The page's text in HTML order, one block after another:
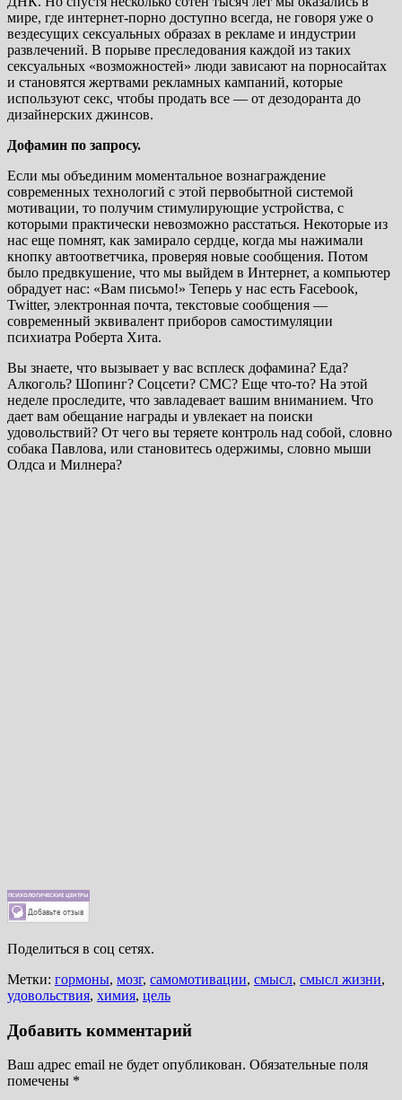
мире, где интернет-порно доступно всегда, не говоря уже о
вездесущих сексуальных образах в рекламе и индустрии
развлечений. В порыве преследования каждой из таких
сексуальных «возможностей» люди зависают на порносайтах
и становятся жертвами рекламных кампаний, которые
используют секс, чтобы продать все — от дезодоранта до
дизайнерских джинсов.
Дофамин по запросу.
Если мы объединим моментальное вознаграждение
современных технологий с этой первобытной системой
мотивации, то получим стимулирующие устройства, с
которыми практически невозможно расстаться. Некоторые из
нас еще помнят, как замирало сердце, когда мы нажимали
кнопку автоответчика, проверяя новые сообщения. Потом
было предвкушение, что мы выйдем в Интернет, а компьютер
обрадует нас: «Вам письмо!» Теперь у нас есть Facebook,
Twitter, электронная почта, текстовые сообщения —
современный эквивалент приборов самостимуляции
психиатра Роберта Хита.
Вы знаете, что вызывает у вас всплеск дофамина? Еда?
Алкоголь? Шопинг? Соцсети? СМС? Еще что-то? На этой
неделе проследите, что завладевает вашим вниманием. Что
дает вам обещание награды и увлекает на поиски
удовольствий? От чего вы теряете контроль над собой, словно
собака Павлова, или становитесь одержимы, словно мыши
Олдса и Милнера?
Поделиться в соц сетях.
Метки: гормоны, мозг, самомотивации, смысл, смысл жизни,
удовольствия, химия, цель
Добавить комментарий
Ваш адрес email не будет опубликован. Обязательные поля
помечены *